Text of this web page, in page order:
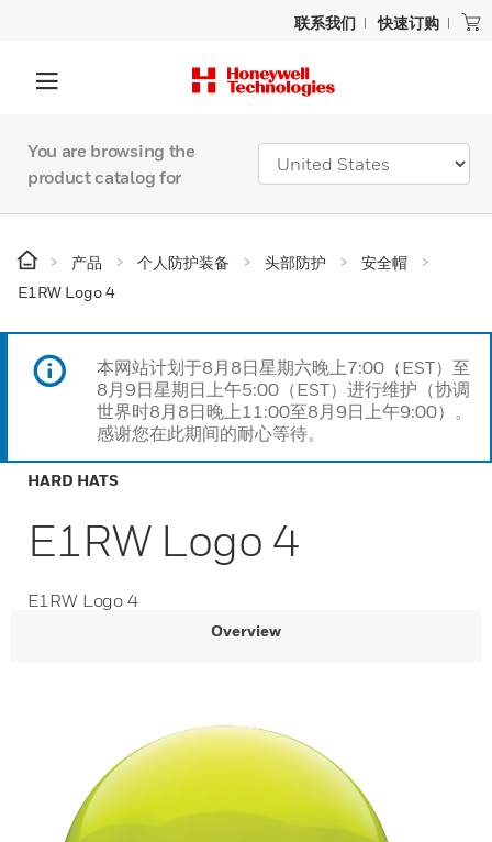
联系我们 快速订购
You are browsing the
product catalog for
产品 个人防护装备 头部防护
安全帽
E1RW Logo 4
本网站计划于8月8日星期六晚上7:00（EST）至
8月9日星期日上午5:00（EST）进行维护（协调
世界时8月8日晚上11:00至8月9日上午9:00）。
感谢您在此期间的耐心等待。
HARD HATS
E1RW Logo 4
E1RW Logo 4
Overview